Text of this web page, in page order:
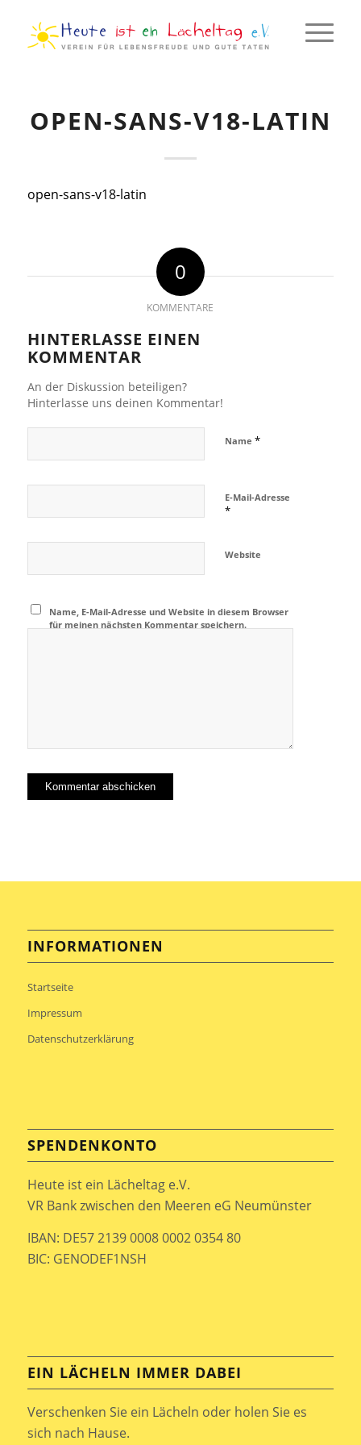
OPEN-SANS-V18-LATIN
open-sans-v18-latin
0
KOMMENTARE
HINTERLASSE EINEN
KOMMENTAR
An der Diskussion beteiligen?
Hinterlasse uns deinen Kommentar!
Name *
E-Mail-Adresse
*
Website
Name, E-Mail-Adresse und Website in diesem Browser
für meinen nächsten Kommentar speichern.
INFORMATIONEN
Startseite
Impressum
Datenschutzerklärung
SPENDENKONTO
Heute ist ein Lächeltag e.V.
VR Bank zwischen den Meeren eG Neumünster
IBAN: DE57 2139 0008 0002 0354 80
BIC: GENODEF1NSH
EIN LÄCHELN IMMER DABEI
Verschenken Sie ein Lächeln oder holen Sie es
sich nach Hause.